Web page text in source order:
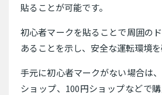
貼ることが可能です。
初心者マークを貼ることで周囲の
あることを示し、安全な運転環境を
手元に初心者マークがない場合は
ショップ、100円ショップなどで